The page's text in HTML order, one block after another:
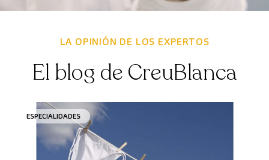
LA OPINIÓN DE LOS EXPERTOS
El blog de CreuBlanca
ESPECIALIDADES